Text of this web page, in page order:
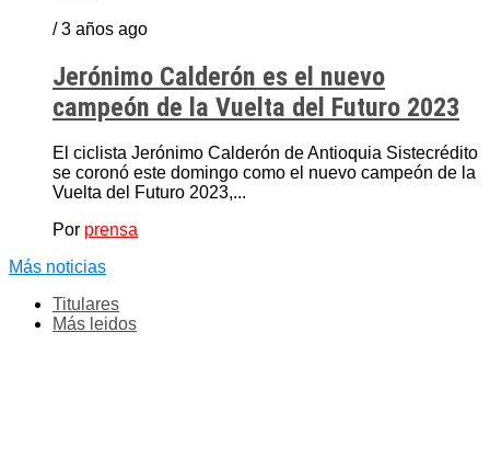
/ 3 años ago
Jerónimo Calderón es el nuevo
campeón de la Vuelta del Futuro 2023
El ciclista Jerónimo Calderón de Antioquia Sistecrédito
se coronó este domingo como el nuevo campeón de la
Vuelta del Futuro 2023,...
Por prensa
Más noticias
Titulares
Más leidos